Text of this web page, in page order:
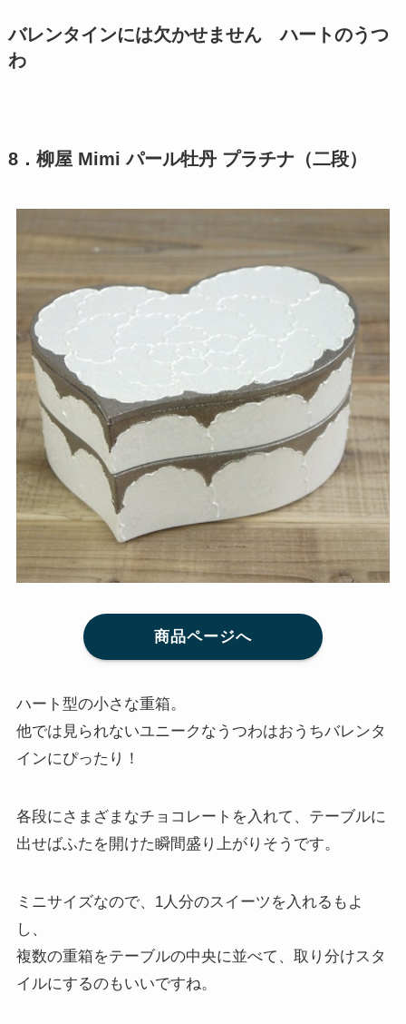
バレンタインには欠かせません ハートのうつ
わ
8．柳屋 Mimi パール牡丹 プラチナ（二段）
商品ページへ
ハート型の小さな重箱。
他では見られないユニークなうつわはおうちバレンタ
インにぴったり！
各段にさまざまなチョコレートを入れて、テーブルに
出せばふたを開けた瞬間盛り上がりそうです。
ミニサイズなので、1人分のスイーツを入れるもよ
し、
複数の重箱をテーブルの中央に並べて、取り分けスタ
イルにするのもいいですね。